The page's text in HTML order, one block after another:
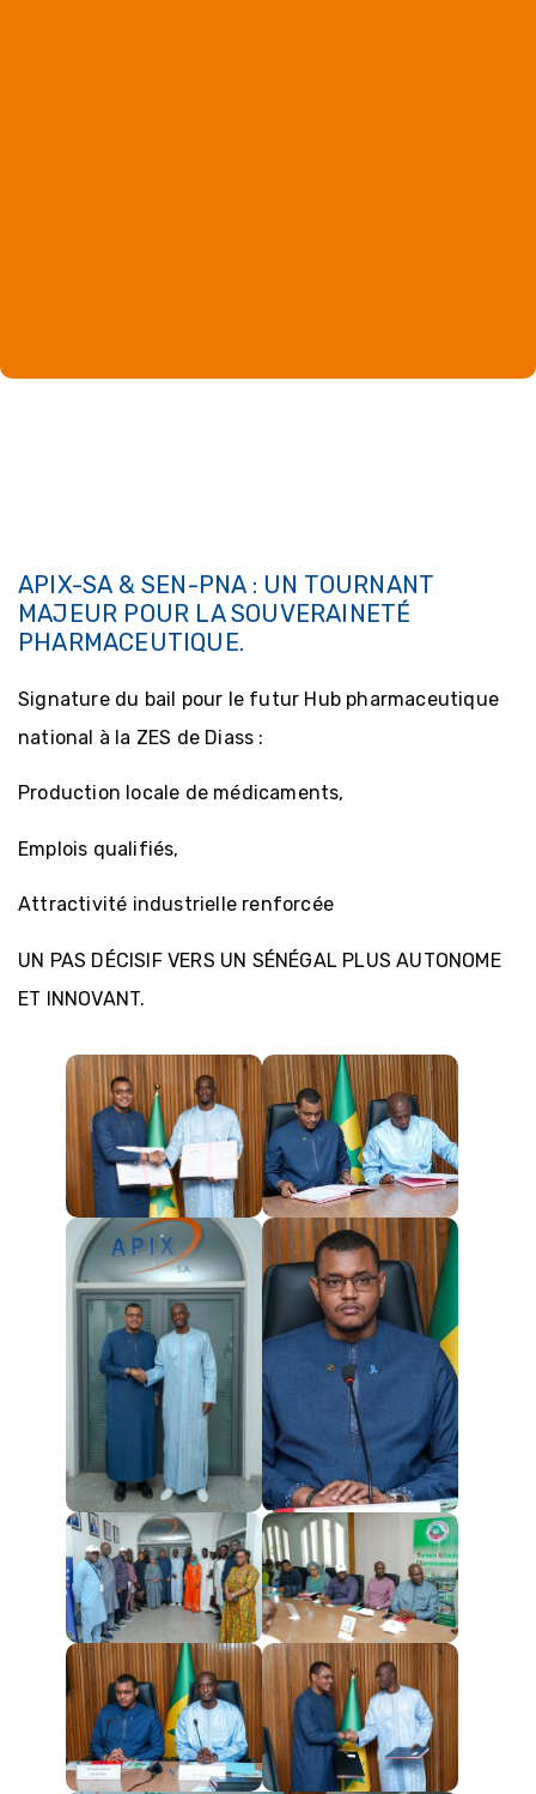
APIX-SA & SEN-PNA : UN TOURNANT
MAJEUR POUR LA SOUVERAINETÉ
PHARMACEUTIQUE.
Signature du bail pour le futur Hub pharmaceutique
national à la ZES de Diass :
Production locale de médicaments,
Emplois qualifiés,
Attractivité industrielle renforcée
UN PAS DÉCISIF VERS UN SÉNÉGAL PLUS AUTONOME
ET INNOVANT.